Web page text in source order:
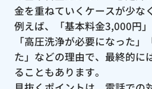
金を重ねていくケースが少な
例えば、「基本料金3,000円」
「高圧洗浄が必要になった」
た」などの理由で、最終的に
ることもあります。